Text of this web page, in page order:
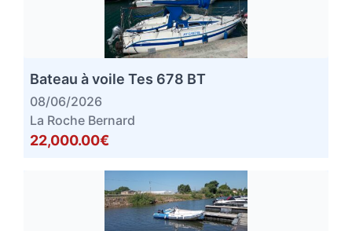
Bateau à voile Tes 678 BT
08/06/2026
La Roche Bernard
22,000.00€